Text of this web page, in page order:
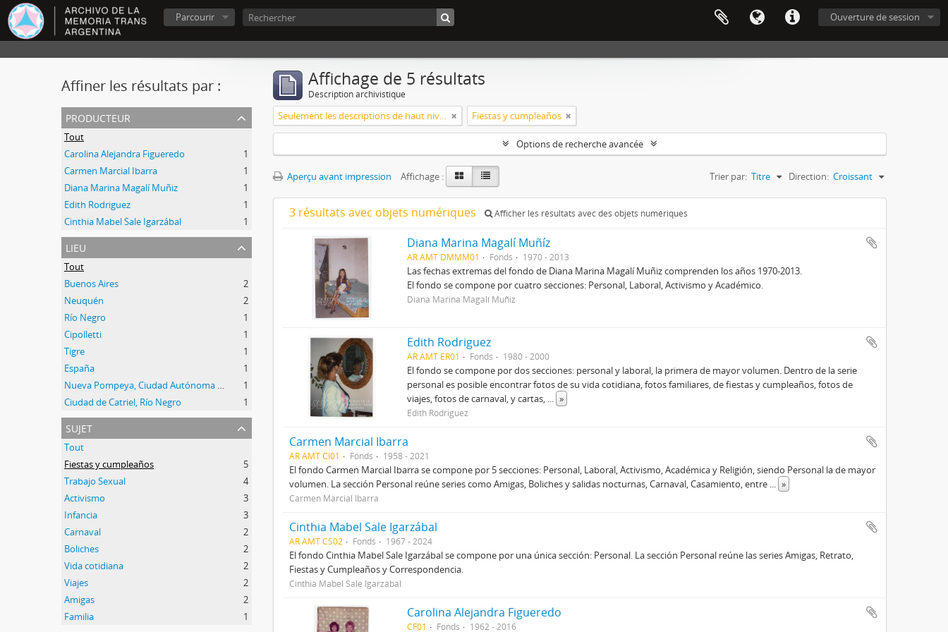
Ouverture de session
Parcourir
Affiner les résultats par :
producteur
Tout
Carolina Alejandra Figueredo
1
Carmen Marcial Ibarra
1
Diana Marina Magalí Muñiz
1
Edith Rodriguez
1
Cinthia Mabel Sale Igarzábal
1
lieu
Tout
Buenos Aires
2
Neuquén
2
Río Negro
1
Cipolletti
1
Tigre
1
España
1
Nueva Pompeya, Ciudad Autónoma de Buenos Aires
1
Ciudad de Catriel, Río Negro
1
sujet
Tout
Fiestas y cumpleaños
5
Trabajo Sexual
4
Activismo
3
Infancia
3
Carnaval
2
Boliches
2
Vida cotidiana
2
Viajes
2
Amigas
2
Familia
1
Affichage de 5 résultats
Description archivistique
Seulement les descriptions de haut niveau Fiestas y cumpleaños
Options de recherche avancée
Aperçu avant impression Affichage : Trier par: Titre Direction: Croissant
3 résultats avec objets numériques Afficher les résultats avec des objets numériques
Diana Marina Magalí Muñíz
AR AMT DMMM01 Fonds 1970 - 2013
Las fechas extremas del fondo de Diana Marina Magalí Muñiz comprenden los años 1970-2013.
El fondo se compone por cuatro secciones: Personal, Laboral, Activismo y Académico.
Diana Marina Magalí Muñiz
Edith Rodriguez
AR AMT ER01 Fonds 1980 - 2000
El fondo se compone por dos secciones: personal y laboral, la primera de mayor volumen. Dentro de la serie
personal es posible encontrar fotos de su vida cotidiana, fotos familiares, de fiestas y cumpleaños, fotos de
viajes, fotos de carnaval, y cartas, ... »
Edith Rodriguez
Carmen Marcial Ibarra
AR AMT CI01 Fonds 1958 - 2021
El fondo Carmen Marcial Ibarra se compone por 5 secciones: Personal, Laboral, Activismo, Académica y Religión, siendo Personal la de mayor
volumen. La sección Personal reúne series como Amigas, Boliches y salidas nocturnas, Carnaval, Casamiento, entre ... »
Carmen Marcial Ibarra
Cinthia Mabel Sale Igarzábal
AR AMT CS02 Fonds 1967 - 2024
El fondo Cinthia Mabel Sale Igarzábal se compone por una única sección: Personal. La sección Personal reúne las series Amigas, Retrato,
Fiestas y Cumpleaños y Correspondencia.
Cinthia Mabel Sale Igarzábal
Carolina Alejandra Figueredo
CF01 Fonds 1962 - 2016